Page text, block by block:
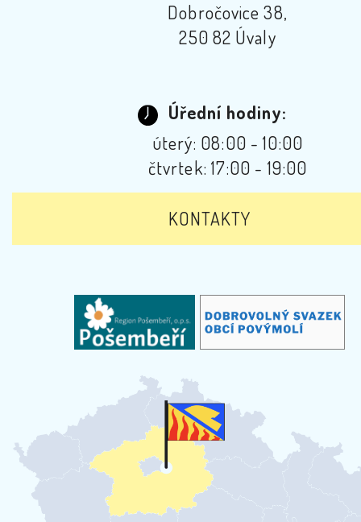
Dobročovice 38,
250 82 Úvaly
Úřední hodiny:
úterý: 08:00 - 10:00
čtvrtek: 17:00 - 19:00
KONTAKTY